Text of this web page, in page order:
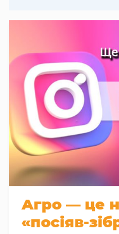
Агро — це
«посіяв-